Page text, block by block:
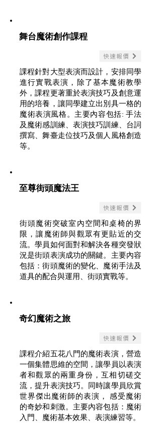
舞台魔術創作課程
快速報價
課程針對大型表演而設計，安排同學
進行實戰表演，除了基本魔術教學
外，課程更著重於表演技巧及創意運
用的培養，讓同學建立出別具一格的
魔術表演風格。主要內容包括: 手法
及魔術感訓練、表演技巧訓練、台詞
撰寫、舞臺走位技巧及個人風格創造
等。
至尊街頭魔法王
快速報價
街頭魔術突破室內空間和桌椅的界
限，讓魔術師與觀眾有更貼近的交
流。學員如何面對和解決各種突發狀
況是街頭表演成功的關鍵。主要內容
包括：街頭魔術的變化、魔術手法及
道具的配合與運用、街頭實戰等。
奇幻魔術之旅
快速報價
課程介紹五花八門的魔術表演，營造
一個集體思維的空間，讓學員以表演
者和觀眾的兩重身份，互相切磋交
流，提升表演技巧。同時讓學員欣賞
世界傑出魔術師的表演， 感受魔術
的奇妙和刺激。主要內容包括：魔術
入門、魔術基本效果、表演練習等。